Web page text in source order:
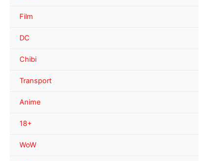
Film
DC
Chibi
Transport
Anime
18+
WoW